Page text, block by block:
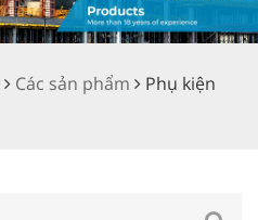
Các sản phẩm
Phụ kiện